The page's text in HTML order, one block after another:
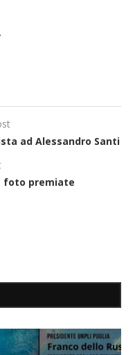
ad Alessandro Santi
foto premiate